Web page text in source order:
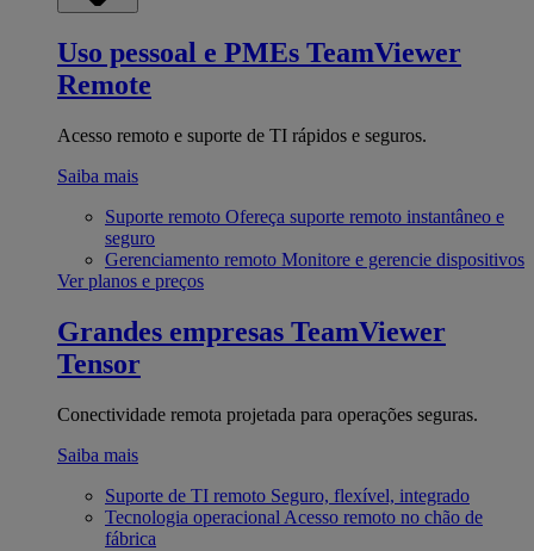
Uso pessoal e PMEs TeamViewer
Remote
Acesso remoto e suporte de TI rápidos e seguros.
Saiba mais
Suporte remoto Ofereça suporte remoto instantâneo e
seguro
Gerenciamento remoto Monitore e gerencie dispositivos
Ver planos e preços
Grandes empresas TeamViewer
Tensor
Conectividade remota projetada para operações seguras.
Saiba mais
Suporte de TI remoto Seguro, flexível, integrado
Tecnologia operacional Acesso remoto no chão de
fábrica